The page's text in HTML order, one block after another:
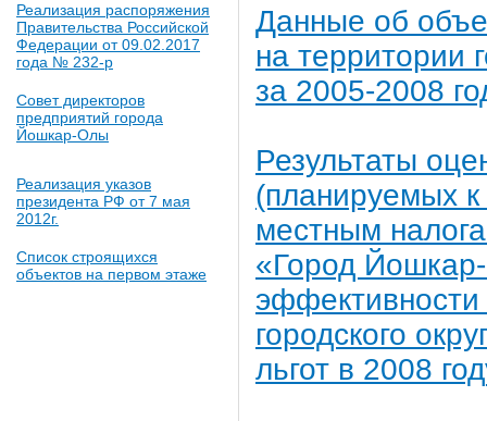
Реализация распоряжения
Правительства Российской
Федерации от 09.02.2017
года № 232-р
Совет директоров
предприятий города
Йошкар-Олы
Реализация указов
президента РФ от 7 мая
2012г.
Список строящихся
объектов на первом этаже
Данные об
на территории
за 2005-2008
Результаты
(планируемых к
местным
«Город
эффективности
городского
льгот в 2008